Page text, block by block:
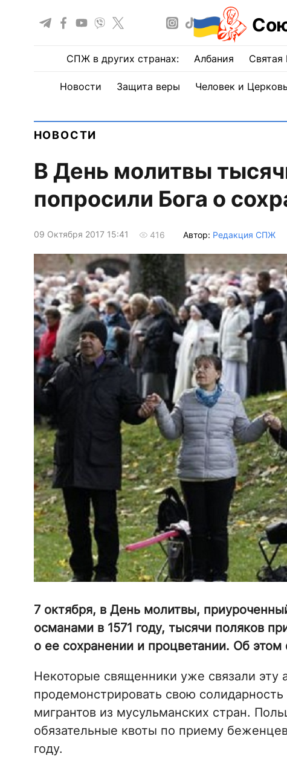
СПЖ в других странах: Албания Святая
Новости Защита веры Человек и Церковь
НОВОСТИ
В День молитвы
попросили Бога о
09 Октября 2017 15:41 416 Автор: Редакция СПЖ
7 октября, в День молитвы,
османами в 1571 году, тысячи поляков
о ее сохранении и процветании. Об этом
Некоторые священники уже связали эту
продемонстрировать свою
мигрантов из мусульманских стран.
обязательные квоты по приему
году.